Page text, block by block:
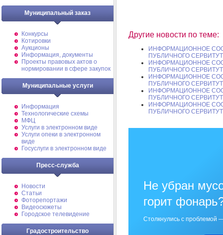
Муниципальный заказ
Конкурсы
Котировки
Аукционы
Информация, документы
Проекты правовых актов о
нормировании в сфере закупок
Муниципальные услуги
Информация
Технологические схемы
МФЦ
Услуги в электронном виде
Услуги опеки в электронном
виде
Госуслуги в электронном виде
Пресс-служба
Новости
Статьи
Фоторепортажи
Видеосюжеты
Городское телевидение
Градостроительство
Другие новости по теме:
ИНФОРМАЦИОННОЕ
ПУБЛИЧНОГО
ИНФОРМАЦИОННОЕ
ПУБЛИЧНОГО
ИНФОРМАЦИОННОЕ
ПУБЛИЧНОГО
ИНФОРМАЦИОННОЕ
ПУБЛИЧНОГО
ИНФОРМАЦИОННОЕ
ПУБЛИЧНОГО
Не убран
горит
Столкнулись с проблемой